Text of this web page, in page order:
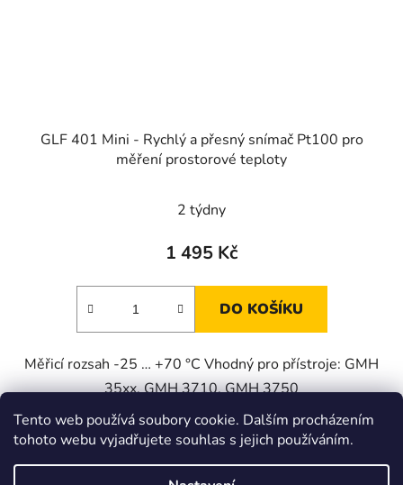
Tento web používá soubory cookie. Dalším procházením
tohoto webu vyjadřujete souhlas s jejich používáním.
GLF 401 Mini - Rychlý a přesný snímač Pt100 pro
měření prostorové teploty
2 týdny
1 495 Kč
DO KOŠÍKU
Měřicí rozsah -25 … +70 °C Vhodný pro přístroje: GMH
35xx, GMH 3710, GMH 3750
Heureka.cz